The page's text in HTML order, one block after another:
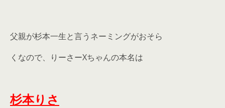
父親が杉本一生と言うネーミングがおそら
くなので、りーさーXちゃんの本名は
杉本りさ